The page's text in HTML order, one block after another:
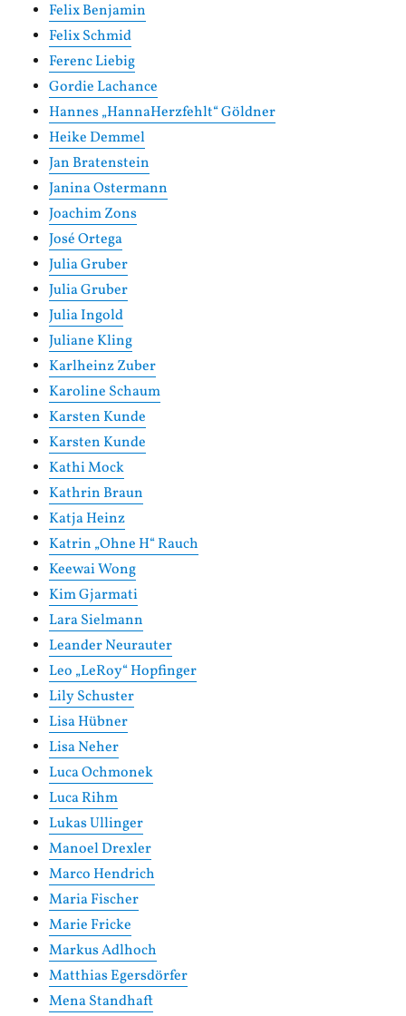
Felix Benjamin
Felix Schmid
Ferenc Liebig
Gordie Lachance
Hannes „HannaHerzfehlt“ Göldner
Heike Demmel
Jan Bratenstein
Janina Ostermann
Joachim Zons
José Ortega
Julia Gruber
Julia Gruber
Julia Ingold
Juliane Kling
Karlheinz Zuber
Karoline Schaum
Karsten Kunde
Karsten Kunde
Kathi Mock
Kathrin Braun
Katja Heinz
Katrin „Ohne H“ Rauch
Keewai Wong
Kim Gjarmati
Lara Sielmann
Leander Neurauter
Leo „LeRoy“ Hopfinger
Lily Schuster
Lisa Hübner
Lisa Neher
Luca Ochmonek
Luca Rihm
Lukas Ullinger
Manoel Drexler
Marco Hendrich
Maria Fischer
Marie Fricke
Markus Adlhoch
Matthias Egersdörfer
Mena Standhaft